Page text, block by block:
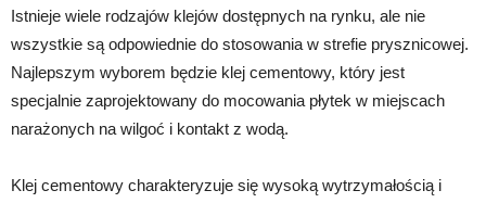
Istnieje wiele rodzajów klejów dostępnych na rynku, ale nie
wszystkie są odpowiednie do stosowania w strefie prysznicowej.
Najlepszym wyborem będzie klej cementowy, który jest
specjalnie zaprojektowany do mocowania płytek w miejscach
narażonych na wilgoć i kontakt z wodą.
Klej cementowy charakteryzuje się wysoką wytrzymałością i